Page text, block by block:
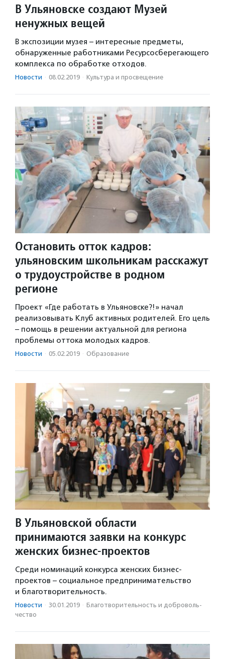
В Ульяновске создают Музей
ненужных вещей
В экспозиции музея – интересные предметы,
обнаруженные работниками Ресурсосберегающего
комплекса по обработке отходов.
Новости · 08.02.2019 · Культура и просвещение
Остановить отток кадров:
ульяновским школьникам расскажут
о трудоустройстве в родном
регионе
Проект «Где работать в Ульяновске?!» начал
реализовывать Клуб активных родителей. Его цель
– помощь в решении актуальной для региона
проблемы оттока молодых кадров.
Новости · 05.02.2019 · Образование
В Ульяновской области
принимаются заявки на конкурс
женских бизнес-проектов
Среди номинаций конкурса женских бизнес-
проектов – социальное предпринимательство
и благотворительность.
Новости · 30.01.2019 · Благотвори­тель­ность и доброволь­
чест­во